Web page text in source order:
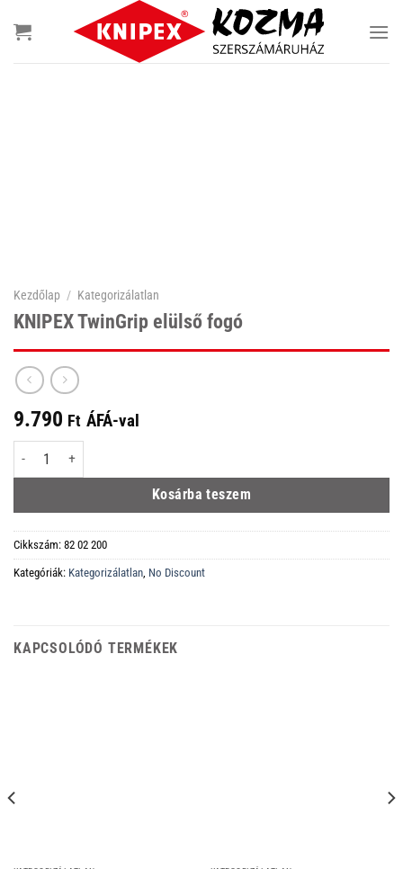
Kezdőlap / Kategorizálatlan
KNIPEX TwinGrip elülső fogó
9.790 Ft ÁFÁ-val
KNIPEX TwinGrip elülső fogó mennyiség
Kosárba teszem
Cikkszám: 82 02 200
Kategóriák: Kategorizálatlan, No Discount
KAPCSOLÓDÓ TERMÉKEK